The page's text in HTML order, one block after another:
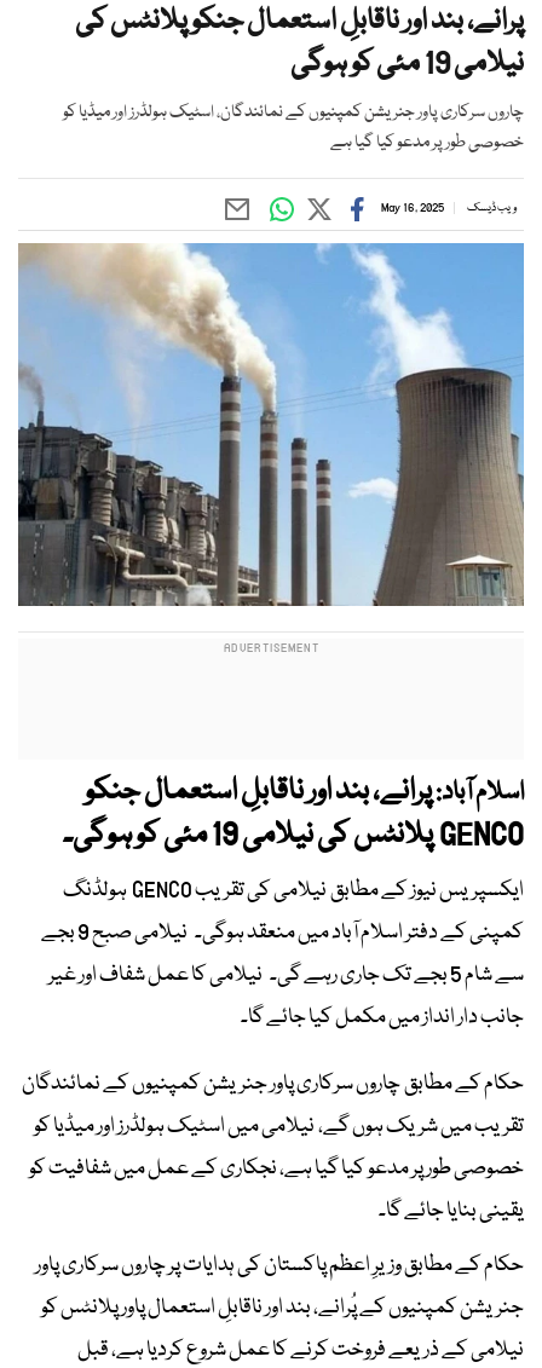
پرانے، بند اور ناقابلِ استعمال جنکو پلانٹس کی
نیلامی 19 مئی کو ہوگی
چاروں سرکاری پاور جنریشن کمپنیوں کے نمائندگان، اسٹیک ہولڈرز اور میڈیا کو
خصوصی طور پر مدعو کیا گیا ہے
ویب ڈیسک May 16, 2025
اسلام آباد:پرانے، بند اور ناقابلِ استعمال جنکو
GENCO پلانٹس کی نیلامی 19 مئی کو ہوگی۔
ایکسپریس نیوز کے مطابق نیلامی کی تقریب GENCO ہولڈنگ
کمپنی کے دفتر اسلام آباد میں منعقد ہوگی۔ نیلامی صبح 9 بجے
سے شام 5 بجے تک جاری رہے گی۔ نیلامی کا عمل شفاف اور غیر
جانب دار انداز میں مکمل کیا جائے گا۔
حکام کے مطابق چاروں سرکاری پاور جنریشن کمپنیوں کے نمائندگان
تقریب میں شریک ہوں گے، نیلامی میں اسٹیک ہولڈرز اور میڈیا کو
خصوصی طور پر مدعو کیا گیا ہے، نجکاری کے عمل میں شفافیت کو
یقینی بنایا جائے گا۔
حکام کے مطابق وزیرِ اعظم پاکستان کی ہدایات پر چاروں سرکاری پاور
جنریشن کمپنیوں کے پُرانے، بند اور ناقابلِ استعمال پاور پلانٹس کو
نیلامی کے ذریعے فروخت کرنے کا عمل شروع کردیا ہے، قبل